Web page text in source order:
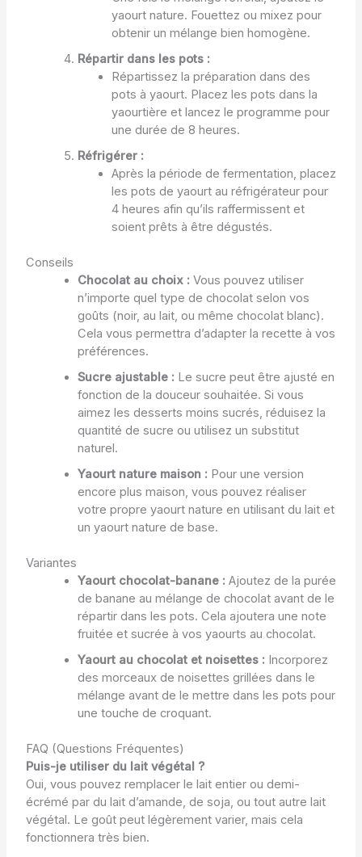
yaourt nature. Fouettez ou mixez pour
obtenir un mélange bien homogène.
Répartir dans les pots :
Répartissez la préparation dans des
pots à yaourt. Placez les pots dans la
yaourtière et lancez le programme pour
une durée de 8 heures.
Réfrigérer :
Après la période de fermentation, placez
les pots de yaourt au réfrigérateur pour
4 heures afin qu’ils raffermissent et
soient prêts à être dégustés.
Conseils
Chocolat au choix : Vous pouvez utiliser
n’importe quel type de chocolat selon vos
goûts (noir, au lait, ou même chocolat blanc).
Cela vous permettra d’adapter la recette à vos
préférences.
Sucre ajustable : Le sucre peut être ajusté en
fonction de la douceur souhaitée. Si vous
aimez les desserts moins sucrés, réduisez la
quantité de sucre ou utilisez un substitut
naturel.
Yaourt nature maison : Pour une version
encore plus maison, vous pouvez réaliser
votre propre yaourt nature en utilisant du lait et
un yaourt nature de base.
Variantes
Yaourt chocolat-banane : Ajoutez de la purée
de banane au mélange de chocolat avant de le
répartir dans les pots. Cela ajoutera une note
fruitée et sucrée à vos yaourts au chocolat.
Yaourt au chocolat et noisettes : Incorporez
des morceaux de noisettes grillées dans le
mélange avant de le mettre dans les pots pour
une touche de croquant.
FAQ (Questions Fréquentes)
Puis-je utiliser du lait végétal ?
Oui, vous pouvez remplacer le lait entier ou demi-
écrémé par du lait d’amande, de soja, ou tout autre lait
végétal. Le goût peut légèrement varier, mais cela
fonctionnera très bien.